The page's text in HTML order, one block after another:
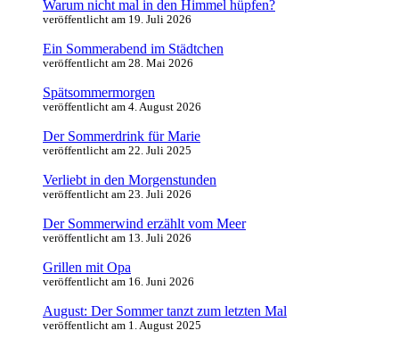
Warum nicht mal in den Himmel hüpfen?
veröffentlicht am 19. Juli 2026
Ein Sommerabend im Städtchen
veröffentlicht am 28. Mai 2026
Spätsommermorgen
veröffentlicht am 4. August 2026
Der Sommerdrink für Marie
veröffentlicht am 22. Juli 2025
Verliebt in den Morgenstunden
veröffentlicht am 23. Juli 2026
Der Sommerwind erzählt vom Meer
veröffentlicht am 13. Juli 2026
Grillen mit Opa
veröffentlicht am 16. Juni 2026
August: Der Sommer tanzt zum letzten Mal
veröffentlicht am 1. August 2025